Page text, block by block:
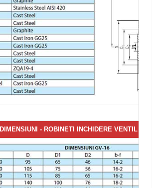
DIMENSIUNI - ROBINETI INCHIDERE VENTIL